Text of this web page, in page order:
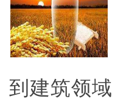
到建筑领